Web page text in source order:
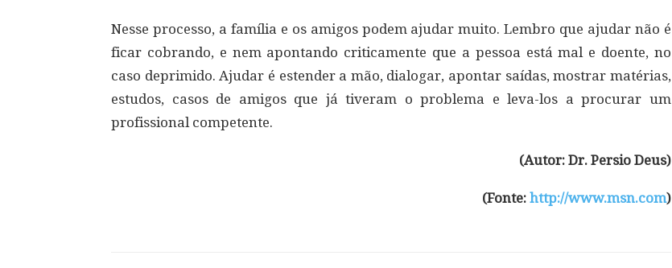
Nesse processo, a família e os amigos podem ajudar muito. Lembro que ajudar não é
ficar cobrando, e nem apontando criticamente que a pessoa está mal e doente, no
caso deprimido. Ajudar é estender a mão, dialogar, apontar saídas, mostrar matérias,
estudos, casos de amigos que já tiveram o problema e leva-los a procurar um
profissional competente.
(Autor: Dr. Persio Deus)
(Fonte: http://www.msn.com)